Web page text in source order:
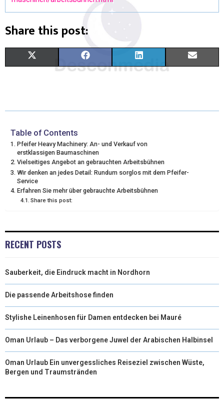
Share this post:
W
I
T
T
R
E
O
O
K
D
I
I
Table of Contents
Pfeifer Heavy Machinery: An- und Verkauf von
erstklassigen Baumaschinen
Vielseitiges Angebot an gebrauchten Arbeitsbühnen
Wir denken an jedes Detail: Rundum sorglos mit dem Pfeifer-
Service
Erfahren Sie mehr über gebrauchte Arbeitsbühnen
Share this post:
RECENT POSTS
Sauberkeit, die Eindruck macht in Nordhorn
Die passende Arbeitshose finden
Stylishe Leinenhosen für Damen entdecken bei Mauré
Oman Urlaub – Das verborgene Juwel der Arabischen Halbinsel
Oman Urlaub Ein unvergessliches Reiseziel zwischen Wüste,
Bergen und Traumstränden